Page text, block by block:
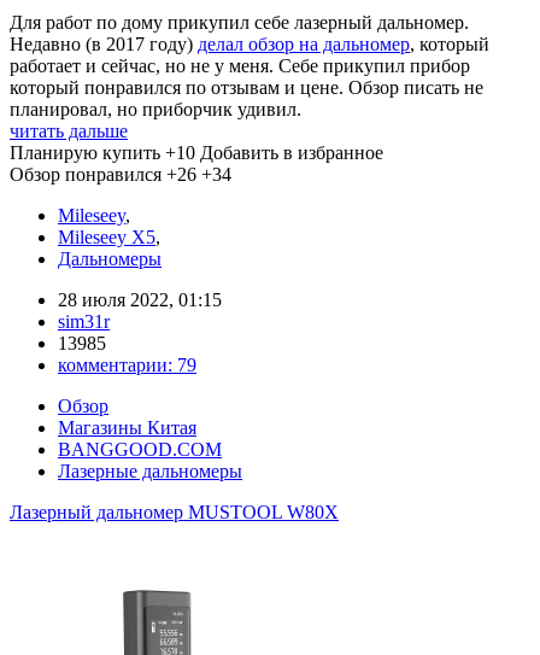
Для работ по дому прикупил себе лазерный дальномер.
Недавно (в 2017 году) делал обзор на дальномер, который
работает и сейчас, но не у меня. Себе прикупил прибор
который понравился по отзывам и цене. Обзор писать не
планировал, но приборчик удивил.
читать дальше
Планирую купить +10 Добавить в избранное
Обзор понравился +26 +34
Mileseey,
Mileseey X5,
Дальномеры
28 июля 2022, 01:15
sim31r
13985
комментарии: 79
Обзор
Магазины Китая
BANGGOOD.COM
Лазерные дальномеры
Лазерный дальномер MUSTOOL W80X